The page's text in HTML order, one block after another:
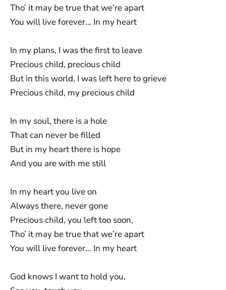
Tho’ it may be true that we’re apart
You will live forever… In my heart
In my plans, I was the first to leave
Precious child, precious child
But in this world, I was left here to grieve
Precious child, my precious child
In my soul, there is a hole
That can never be filled
But in my heart there is hope
And you are with me still
In my heart you live on
Always there, never gone
Precious child, you left too soon,
Tho’ it may be true that we’re apart
You will live forever… In my heart
God knows I want to hold you,